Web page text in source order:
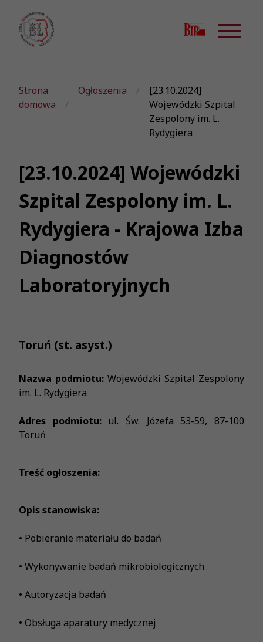
Strona
domowa
Ogłoszenia
[23.10.2024]
Wojewódzki Szpital
Zespolony im. L.
Rydygiera
[23.10.2024] Wojewódzki
Szpital Zespolony im. L.
Rydygiera - Krajowa Izba
Diagnostów
Laboratoryjnych
Toruń (st. asyst.)
Nazwa podmiotu: Wojewódzki Szpital Zespolony
im. L. Rydygiera
Adres podmiotu:ul. Św. Józefa 53-59, 87-100
Toruń
Treść ogłoszenia:
Opis stanowiska:
• Pobieranie materiału do badań
• Wykonywanie badań mikrobiologicznych
• Autoryzacja badań
• Obsługa aparatury medycznej